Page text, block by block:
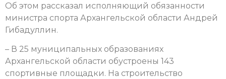
Об этом рассказал исполняющий обязанности
министра спорта Архангельской области Андрей
Гибадуллин.
– В 25 муниципальных образованиях
Архангельской области обустроены 143
спортивные площадки. На строительство